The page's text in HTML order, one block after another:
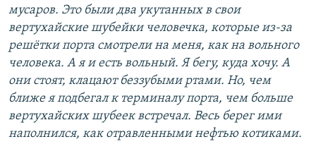
мусаров. Это были два укутанных в свои
вертухайские шубейки человечка, которые из-за
решётки порта смотрели на меня, как на вольного
человека. А я и есть вольный. Я бегу, куда хочу. А
они стоят, клацают беззубыми ртами. Но, чем
ближе я подбегал к терминалу порта, чем больше
вертухайских шубеек встречал. Весь берег ими
наполнился, как отравленными нефтью котиками.